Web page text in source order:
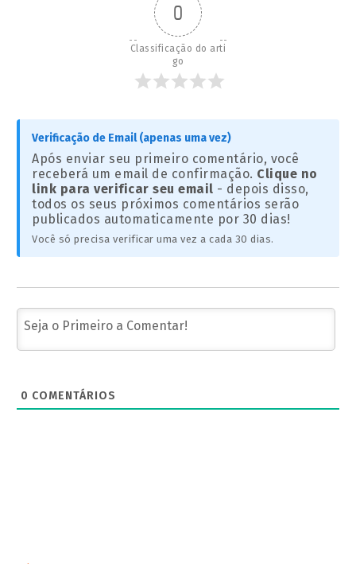
0
Classificação do arti
go
Verificação de Email (apenas uma vez)
Após enviar seu primeiro comentário, você
receberá um email de confirmação. Clique no
link para verificar seu email - depois disso,
todos os seus próximos comentários serão
publicados automaticamente por 30 dias!
Você só precisa verificar uma vez a cada 30 dias.
0 COMENTÁRIOS